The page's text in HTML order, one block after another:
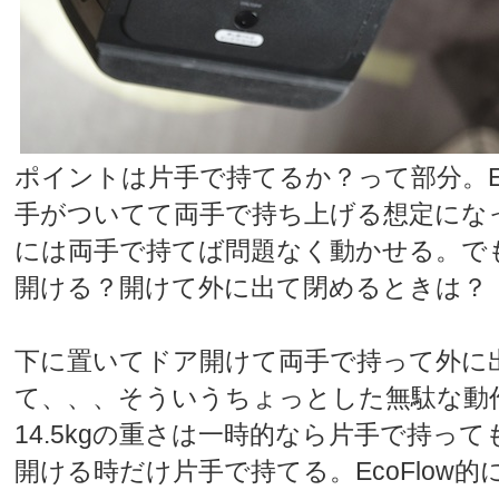
ポイントは片手で持てるか？って部分。
手がついてて両手で持ち上げる想定にな
には両手で持てば問題なく動かせる。
開ける？開けて外に出て閉めるときは？
下に置いてドア開けて両手で持って外に
て、、、そういうちょっとした無駄な
14.5kgの重さは一時的なら片手で持って
開ける時だけ片手で持てる。EcoFlow的